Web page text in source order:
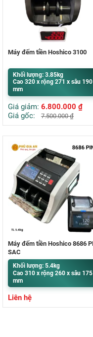
Máy đếm tiền Hoshico 3100
Khối lượng: 3.85kg
Cao 320 x rộng 271 x sâu 190
mm
Giá giảm: 6.800.000 ₫
Giá gốc:
7.500.000₫
Máy đếm tiền Hoshico 8686 PIN
SẠC
Khối lượng: 5.4kg
Cao 310 x rộng 260 x sâu 175
mm
Liên hệ